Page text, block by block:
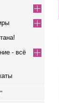
- всё